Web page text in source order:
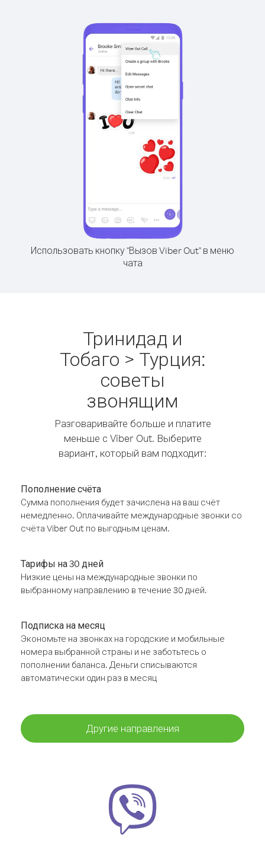
Использовать кнопку "Вызов Viber Out" в меню
чата
Тринидад и
Тобаго > Турция:
советы
звонящим
Разговаривайте больше и платите
меньше с Viber Out. Выберите
вариант, который вам подходит:
Пополнение счёта
Сумма пополнения будет зачислена на ваш счёт
немедленно. Оплачивайте международные звонки со
счёта Viber Out по выгодным ценам.
Тарифы на 30 дней
Низкие цены на международные звонки по
выбранному направлению в течение 30 дней.
Подписка на месяц
Экономьте на звонках на городские и мобильные
номера выбранной страны и не заботьтесь о
пополнении баланса. Деньги списываются
автоматически один раз в месяц
Другие направления